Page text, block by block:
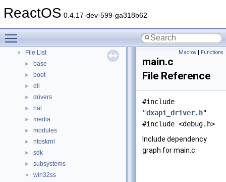
ReactOS 0.4.17-dev-599-ga318b62
► Modules
► Namespaces
► Classes
▼
▼ File List
► base
► boot
► dll
► drivers
► hal
► media
► modules
► ntoskrnl
► sdk
► subsystems
▼ win32ss
Macros | Functions
main.c
File Reference
#include
"dxapi_driver.h"
#include <debug.h>
Include dependency
graph for main.c: